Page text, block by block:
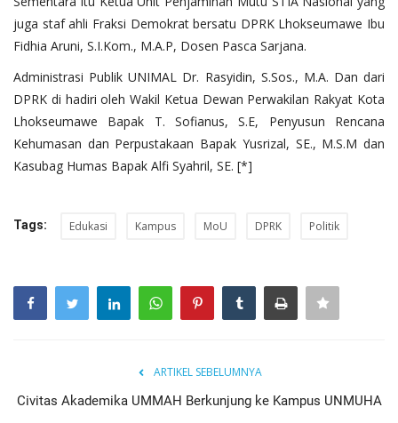
juga staf ahli Fraksi Demokrat bersatu DPRK Lhokseumawe Ibu
Fidhia Aruni, S.I.Kom., M.A.P, Dosen Pasca Sarjana.
Administrasi Publik UNIMAL Dr. Rasyidin, S.Sos., M.A. Dan dari
DPRK di hadiri oleh Wakil Ketua Dewan Perwakilan Rakyat Kota
Lhokseumawe Bapak T. Sofianus, S.E, Penyusun Rencana
Kehumasan dan Perpustakaan Bapak Yusrizal, SE., M.S.M dan
Kasubag Humas Bapak Alfi Syahril, SE. [*]
Tags: Edukasi Kampus MoU DPRK Politik
ARTIKEL SEBELUMNYA
Civitas Akademika UMMAH Berkunjung ke Kampus UNMUHA